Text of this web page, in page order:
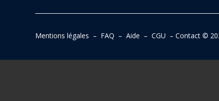
Mentions légales – FAQ – Aide – CGU – Contact©